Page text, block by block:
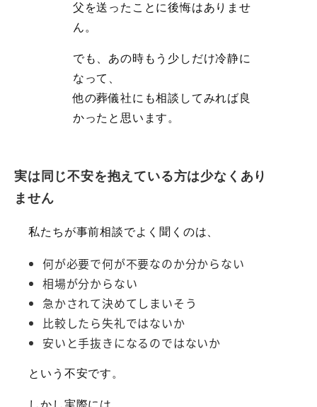
父を送ったことに後悔はありませ
ん。
でも、あの時もう少しだけ冷静に
なって、
他の葬儀社にも相談してみれば良
かったと思います。
実は同じ不安を抱えている方は少なくあり
ません
私たちが事前相談でよく聞くのは、
何が必要で何が不要なのか分からない
相場が分からない
急かされて決めてしまいそう
比較したら失礼ではないか
安いと手抜きになるのではないか
という不安です。
しかし実際には、